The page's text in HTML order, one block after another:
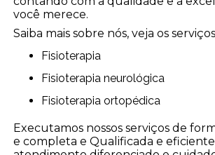
você merece.
Saiba mais sobre nós, veja os
Fisioterapia
Fisioterapia neurológica
Fisioterapia ortopédica
Executamos nossos serviços de
e completa e Qualificada e